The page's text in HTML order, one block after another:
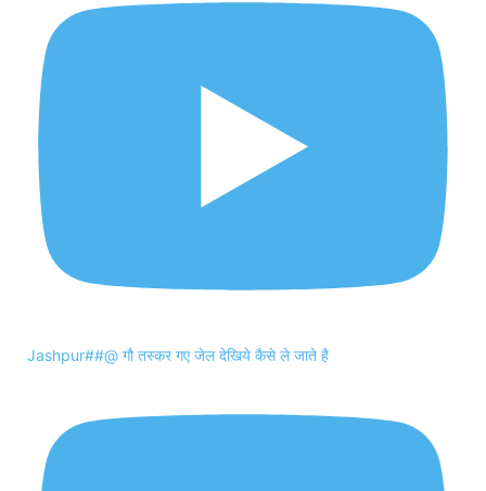
Jashpur##@ गौ तस्कर गए जेल देखिये कैसे ले जाते है